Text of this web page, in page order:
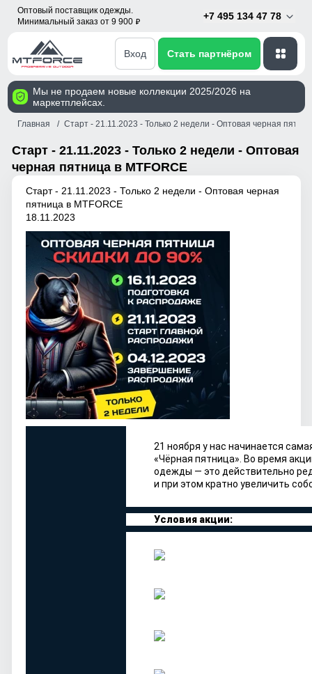
Оптовый поставщик одежды.
Минимальный заказ от 9 900 p
+7 495 134 47 78
Вход Стать партнёром
Мы не продаем новые коллекции 2025/2026 на
маркетплейсах.
Главная Старт - 21.11.2023 - Только 2 недели - Оптовая черная
Старт - 21.11.2023 - Только 2 недели - Оптовая
черная пятница в MTFORCE
Старт - 21.11.2023 - Только 2 недели - Оптовая черная
пятница в MTFORCE
18.11.2023
21 ноября у нас начинается
«Чёрная пятница». Во время
одежды — это действительно
и при этом кратно увеличить
Условия акции: